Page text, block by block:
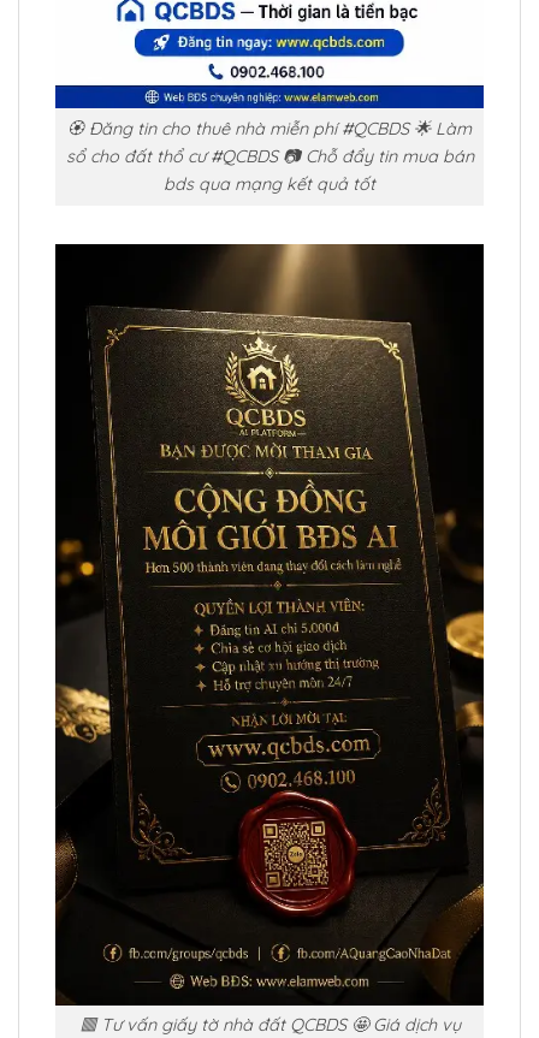
🏵️ Đăng tin cho thuê nhà miễn phí #QCBDS 🌟 Làm
sổ cho đất thổ cư #QCBDS 📷 Chỗ đẩy tin mua bán
bds qua mạng kết quả tốt
🟥 Tư vấn giấy tờ nhà đất QCBDS 🤩 Giá dịch vụ